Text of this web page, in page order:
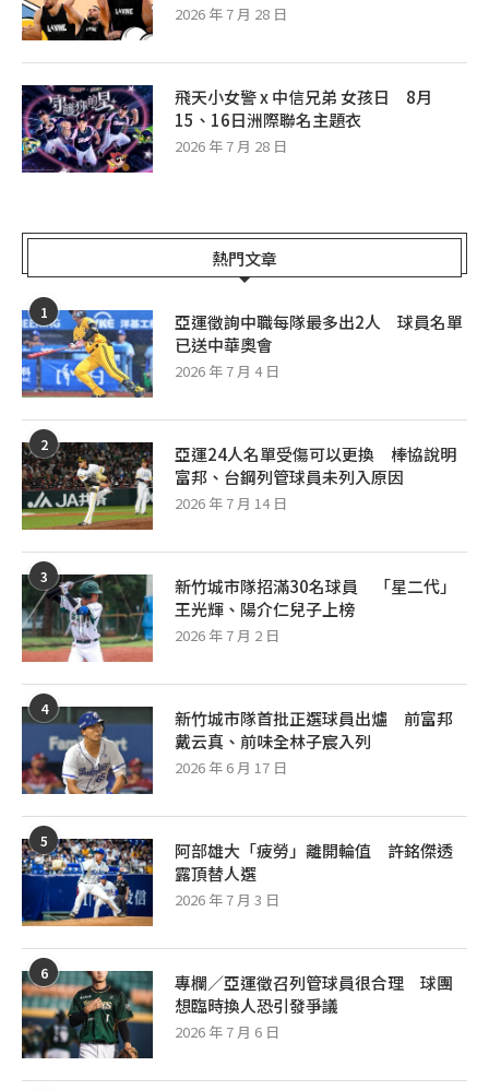
2026 年 7 月 28 日
飛天小女警 x 中信兄弟 女孩日 8月
15、16日洲際聯名主題衣
2026 年 7 月 28 日
熱門文章
1
亞運徵詢中職每隊最多出2人 球員名單
已送中華奧會
2026 年 7 月 4 日
2
亞運24人名單受傷可以更換 棒協說明
富邦、台鋼列管球員未列入原因
2026 年 7 月 14 日
3
新竹城市隊招滿30名球員 「星二代」
王光輝、陽介仁兒子上榜
2026 年 7 月 2 日
4
新竹城市隊首批正選球員出爐 前富邦
戴云真、前味全林子宸入列
2026 年 6 月 17 日
5
阿部雄大「疲勞」離開輪值 許銘傑透
露頂替人選
2026 年 7 月 3 日
6
專欄／亞運徵召列管球員很合理 球團
想臨時換人恐引發爭議
2026 年 7 月 6 日